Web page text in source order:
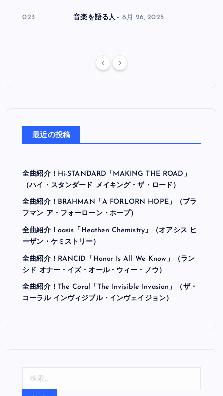
30, 2023 音楽を語る人 6月 26, 2025
最近の投稿
全曲紹介！Hi-STANDARD「MAKING THE ROAD」
（ハイ・スタンダード メイキング・ザ・ロード）
全曲紹介！BRAHMAN「A FORLORN HOPE」（ブラ
フマン ア・フォーローン・ホープ）
全曲紹介！oasis「Heathen Chemistry」（オアシス ヒ
ーザン・ケミストリー）
全曲紹介！RANCID「Honor Is All We Know」（ラン
シド オナー・イズ・オール・ウィー・ノウ）
全曲紹介！The Coral「The Invisible Invasion」（ザ・
コーラル インヴィジブル・インヴェイジョン）